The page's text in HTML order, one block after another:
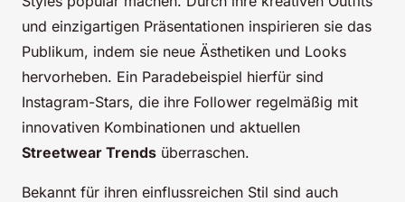
und einzigartigen Präsentationen inspirieren sie das
Publikum, indem sie neue Ästhetiken und Looks
hervorheben. Ein Paradebeispiel hierfür sind
Instagram-Stars, die ihre Follower regelmäßig mit
innovativen Kombinationen und aktuellen
Streetwear Trends überraschen.
Bekannt für ihren einflussreichen Stil sind auch